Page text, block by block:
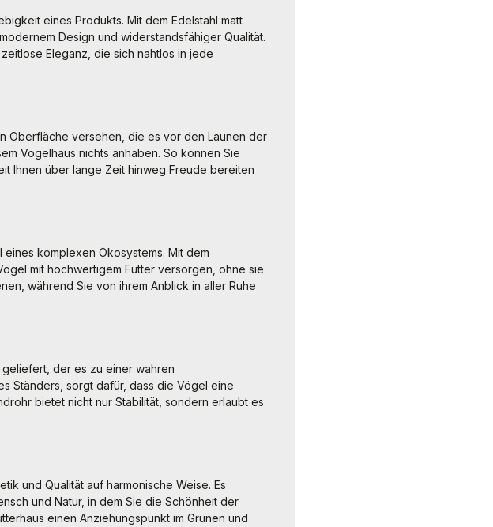
eines Produkts. Mit dem Edelstahl matt
Design und widerstandsfähiger Qualität.
Eleganz, die sich nahtlos in jede
Oberfläche versehen, die es vor den Launen der
Vogelhaus nichts anhaben. So können Sie
Ihnen über lange Zeit hinweg Freude bereiten
komplexen Ökosystems. Mit dem
mit hochwertigem Futter versorgen, ohne sie
während Sie von ihrem Anblick in aller Ruhe
der es zu einer wahren
Ständers, sorgt dafür, dass die Vögel eine
bietet nicht nur Stabilität, sondern erlaubt es
und Qualität auf harmonische Weise. Es
und Natur, in dem Sie die Schönheit der
einen Anziehungspunkt im Grünen und